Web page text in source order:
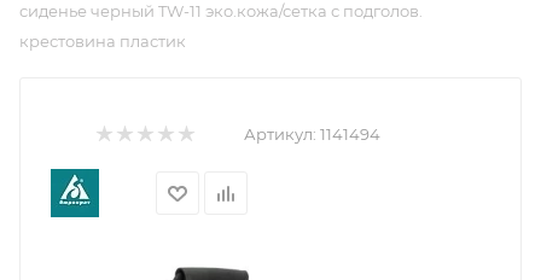
сиденье черный TW-11 эко.кожа/сетка с подголов.
крестовина пластик
Артикул: 1141494